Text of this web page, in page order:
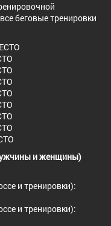
беговые тренировки
и женщины)
и тренировки):
и тренировки):